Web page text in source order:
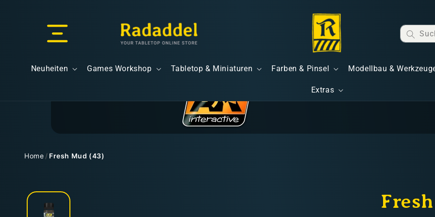
Neuheiten Games Workshop Tabletop & Miniaturen Farben & Pinsel Modellbau &
Extras
Home / Fresh Mud (43)
Zu
Produktinformationen
Kostenloser Versand